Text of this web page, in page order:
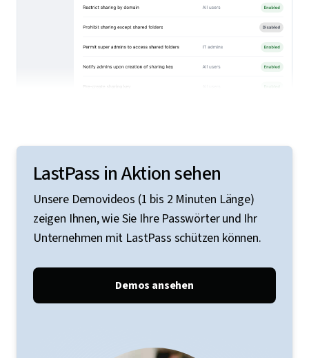
LastPass in Aktion sehen
Unsere Demovideos (1 bis 2 Minuten Länge)
zeigen Ihnen, wie Sie Ihre Passwörter und Ihr
Unternehmen mit LastPass schützen können.
Demos ansehen